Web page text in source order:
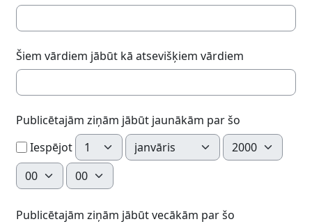
Šiem vārdiem jābūt kā atsevišķiem vārdiem
Publicētajām ziņām jābūt jaunākām par šo
IespējotDiena Mēnesis
Gads
Stunda
Minūte
Publicētajām ziņām jābūt vecākām par šo